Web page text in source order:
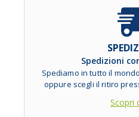
Spedizioni
Spediamo in tutto il
oppure scegli il ritiro
Scopri